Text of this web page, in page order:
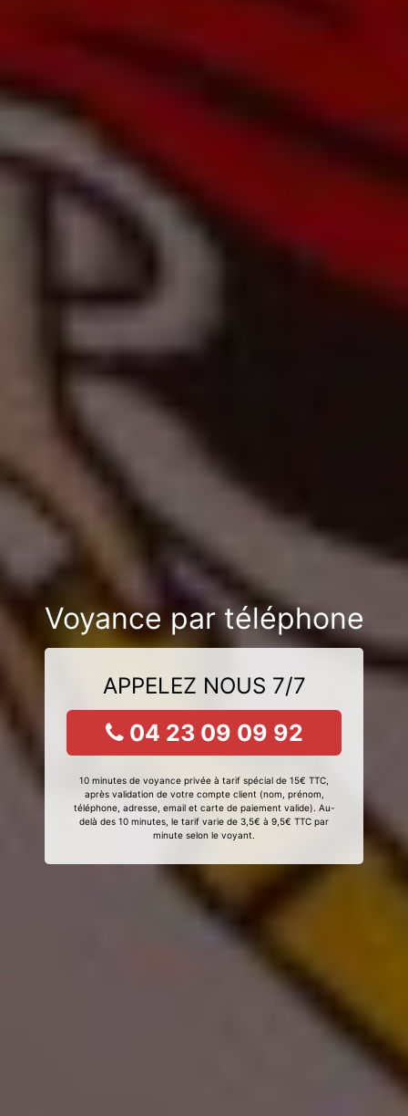
Voyance par téléphone
APPELEZ NOUS 7/7
04 23 09 09 92
10 minutes de voyance privée à tarif spécial de 15€ TTC,
après validation de votre compte client (nom, prénom,
téléphone, adresse, email et carte de paiement valide). Au-
delà des 10 minutes, le tarif varie de 3,5€ à 9,5€ TTC par
minute selon le voyant.